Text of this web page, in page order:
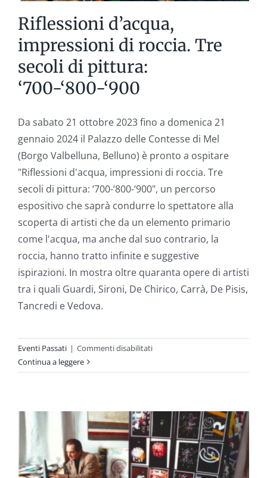
Riflessioni d’acqua,
impressioni di roccia. Tre
secoli di pittura:
‘700-‘800-‘900
Da sabato 21 ottobre 2023 fino a domenica 21
gennaio 2024 il Palazzo delle Contesse di Mel
(Borgo Valbelluna, Belluno) è pronto a ospitare
"Riflessioni d'acqua, impressioni di roccia. Tre
secoli di pittura: ‘700-‘800-‘900", un percorso
espositivo che saprà condurre lo spettatore alla
scoperta di artisti che da un elemento primario
come l'acqua, ma anche dal suo contrario, la
roccia, hanno tratto infinite e suggestive
ispirazioni. In mostra oltre quaranta opere di artisti
tra i quali Guardi, Sironi, De Chirico, Carrà, De Pisis,
Tancredi e Vedova.
Eventi Passati | Commenti disabilitatisu
d’acqua,
roccia.
Tre
secoli
di
pittura:
Continua a leggere